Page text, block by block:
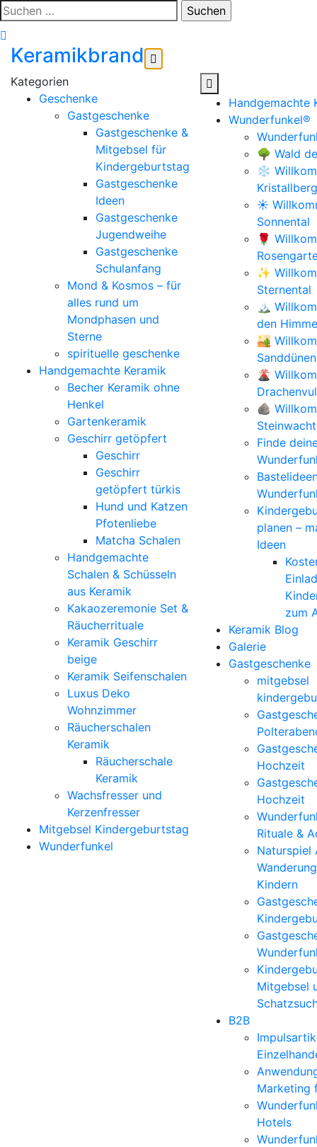
Zum
Inhalt
springen
Suchen
nach:
Keramikbrand
Geschenke
Gastgeschenke
Gastgeschenke &
Mitgebsel für
Kindergeburtstag
Gastgeschenke
Ideen
Gastgeschenke
Jugendweihe
Gastgeschenke
Schulanfang
Mond & Kosmos – für
alles rund um
Mondphasen und
Sterne
spirituelle geschenke
Handgemachte Keramik
Becher Keramik ohne
Henkel
Gartenkeramik
Geschirr getöpfert
Geschirr
Geschirr
getöpfert türkis
Hund und Katzen
Pfotenliebe
Matcha Schalen
Handgemachte
Schalen & Schüsseln
aus Keramik
Kakaozeremonie Set &
Räucherrituale
Keramik Geschirr
beige
Keramik Seifenschalen
Luxus Deko
Wohnzimmer
Räucherschalen
Keramik
Räucherschale
Keramik
Wachsfresser und
Kerzenfresser
Mitgebsel Kindergeburtstag
Wunderfunkel
Handgemachte
Wunderfunkel®
🌳 Wald
❄️
☀️
Sonnental
🌹
✨
Sternental
🏔️
den
🏜️
Sanddünen
🌋
🪨
Steinwacht
Finde
planen –
Ideen
zum
Keramik Blog
Galerie
Gastgeschenke
mitgebsel
Hochzeit
Hochzeit
Rituale &
Naturspiel
Kindern
Mitgebsel
B2B
Marketing
Hotels